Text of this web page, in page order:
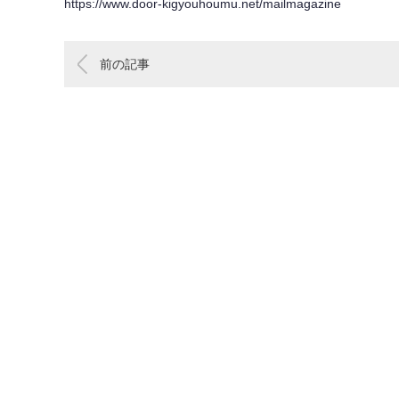
https://www.door-kigyouhoumu.net/mailmagazine
前の記事